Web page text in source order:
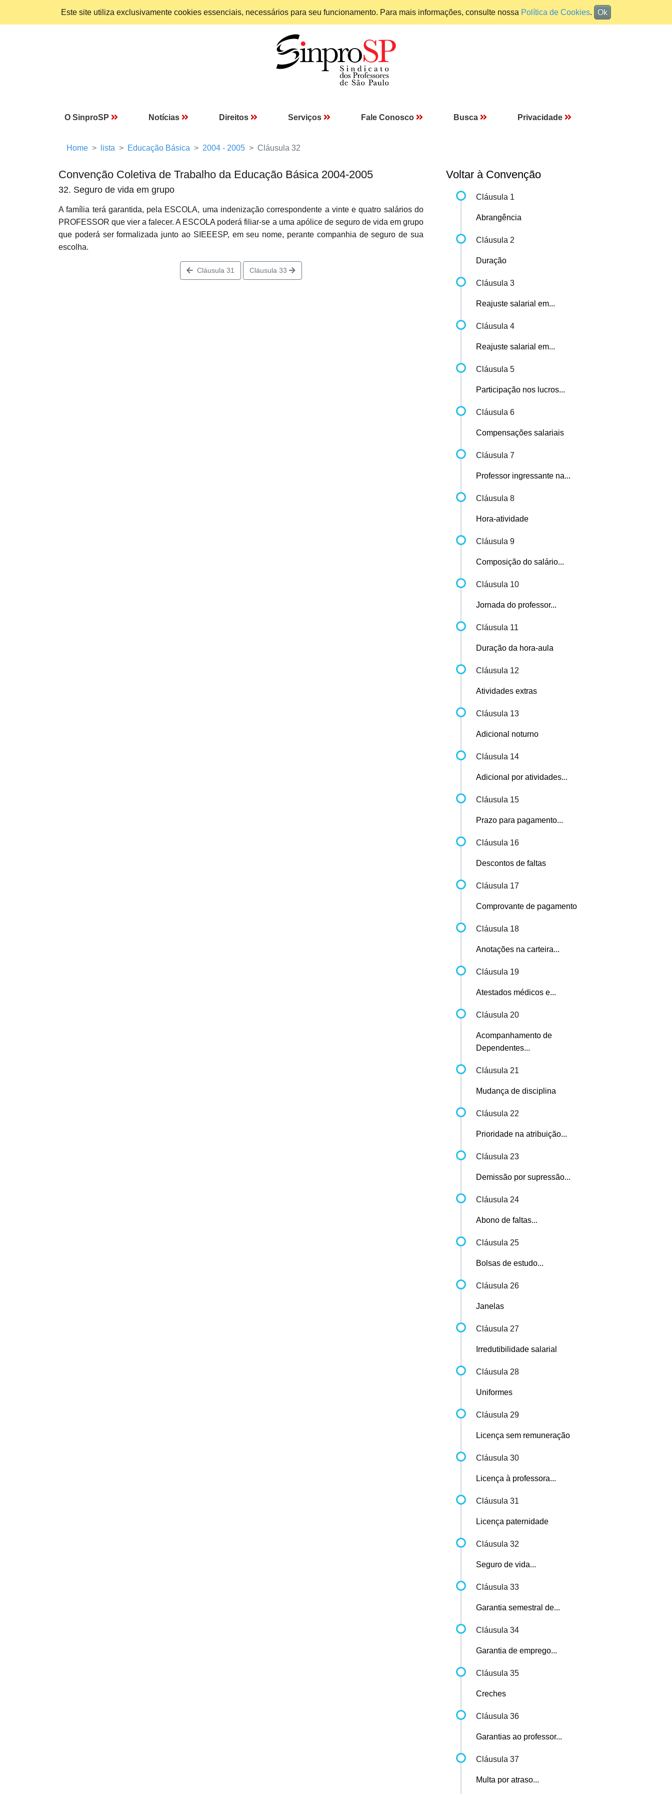
Este site utiliza exclusivamente cookies essenciais, necessários para seu funcionamento. Para mais informações, consulte nossa Política de Cookies. Ok
O SinproSP Notícias Direitos Serviços Fale Conosco Busca Privacidade
Home lista Educação Básica 2004 - 2005 Cláusula 32
Convenção Coletiva de Trabalho da Educação Básica 2004-2005
32. Seguro de vida em grupo
A família terá garantida, pela ESCOLA, uma indenização correspondente a vinte e quatro salários do
PROFESSOR que vier a falecer. A ESCOLA poderá filiar-se a uma apólice de seguro de vida em grupo
que poderá ser formalizada junto ao SIEEESP, em seu nome, perante companhia de seguro de sua
escolha.
Cláusula 31 Cláusula 33
Voltar à Convenção
Cláusula 1
Abrangência
Cláusula 2
Duração
Cláusula 3
Reajuste salarial em...
Cláusula 4
Reajuste salarial em...
Cláusula 5
Participação nos lucros...
Cláusula 6
Compensações salariais
Cláusula 7
Professor ingressante na...
Cláusula 8
Hora-atividade
Cláusula 9
Composição do salário...
Cláusula 10
Jornada do professor...
Cláusula 11
Duração da hora-aula
Cláusula 12
Atividades extras
Cláusula 13
Adicional noturno
Cláusula 14
Adicional por atividades...
Cláusula 15
Prazo para pagamento...
Cláusula 16
Descontos de faltas
Cláusula 17
Comprovante de pagamento
Cláusula 18
Anotações na carteira...
Cláusula 19
Atestados médicos e...
Cláusula 20
Acompanhamento de
Dependentes...
Cláusula 21
Mudança de disciplina
Cláusula 22
Prioridade na atribuição...
Cláusula 23
Demissão por supressão...
Cláusula 24
Abono de faltas...
Cláusula 25
Bolsas de estudo...
Cláusula 26
Janelas
Cláusula 27
Irredutibilidade salarial
Cláusula 28
Uniformes
Cláusula 29
Licença sem remuneração
Cláusula 30
Licença à professora...
Cláusula 31
Licença paternidade
Cláusula 32
Seguro de vida...
Cláusula 33
Garantia semestral de...
Cláusula 34
Garantia de emprego...
Cláusula 35
Creches
Cláusula 36
Garantias ao professor...
Cláusula 37
Multa por atraso...